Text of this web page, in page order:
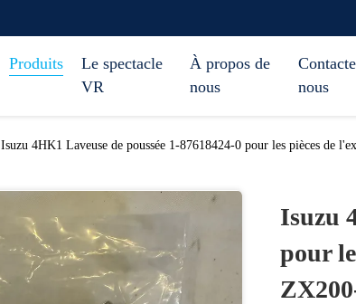
Produits
Le spectacle
VR
À propos de
nous
nous
Isuzu 4HK1 Laveuse de poussée 1-87618424-0 pour les pièces de
Isuzu
pour